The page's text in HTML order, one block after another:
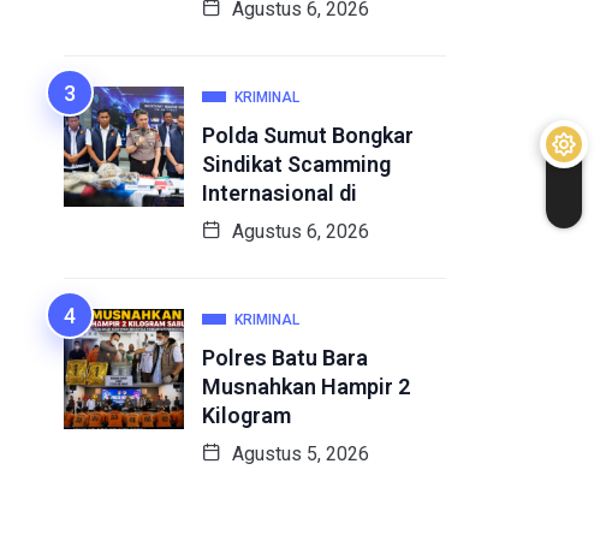
Agustus 6, 2026
KRIMINAL
Polda Sumut Bongkar
Sindikat Scamming
Internasional di
Agustus 6, 2026
KRIMINAL
Polres Batu Bara
Musnahkan Hampir 2
Kilogram
Agustus 5, 2026